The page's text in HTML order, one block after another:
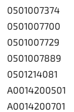
0501007374
0501007700
0501007729
0501007889
0501214081
A0014200501
A0014200701